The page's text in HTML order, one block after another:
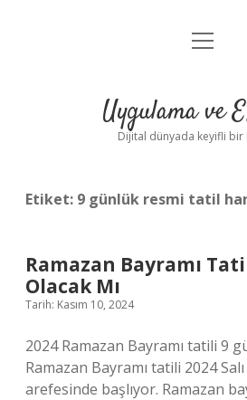
Anasayfa
Yasal Uyarı
menüyü
Uygulama ve
Dijital dünyada keyifli bir
Etiket: 9 günlük resmi tatil
Ramazan Bayramı
Olacak Mı
Tarih: Kasım 10, 2024
2024 Ramazan Bayramı tatili 9
Ramazan Bayramı tatili 2024
arefesinde başlıyor. Ramazan